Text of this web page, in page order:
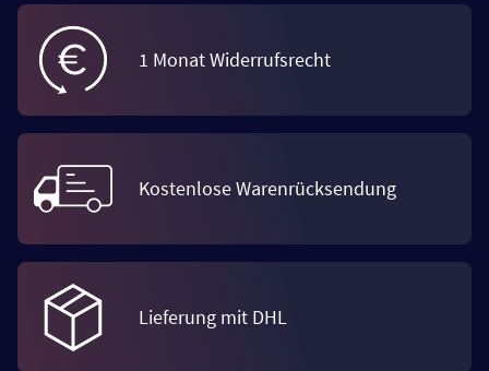
1 Monat Widerrufsrecht
Kostenlose Warenrücksendung
Lieferung mit DHL